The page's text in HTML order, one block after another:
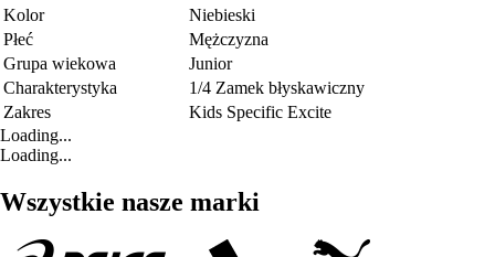
Kolor
Niebieski
Płeć
Mężczyzna
Grupa wiekowa
Junior
Charakterystyka
1/4 Zamek błyskawiczny
Zakres
Kids Specific Excite
Loading...
Loading...
Wszystkie nasze marki